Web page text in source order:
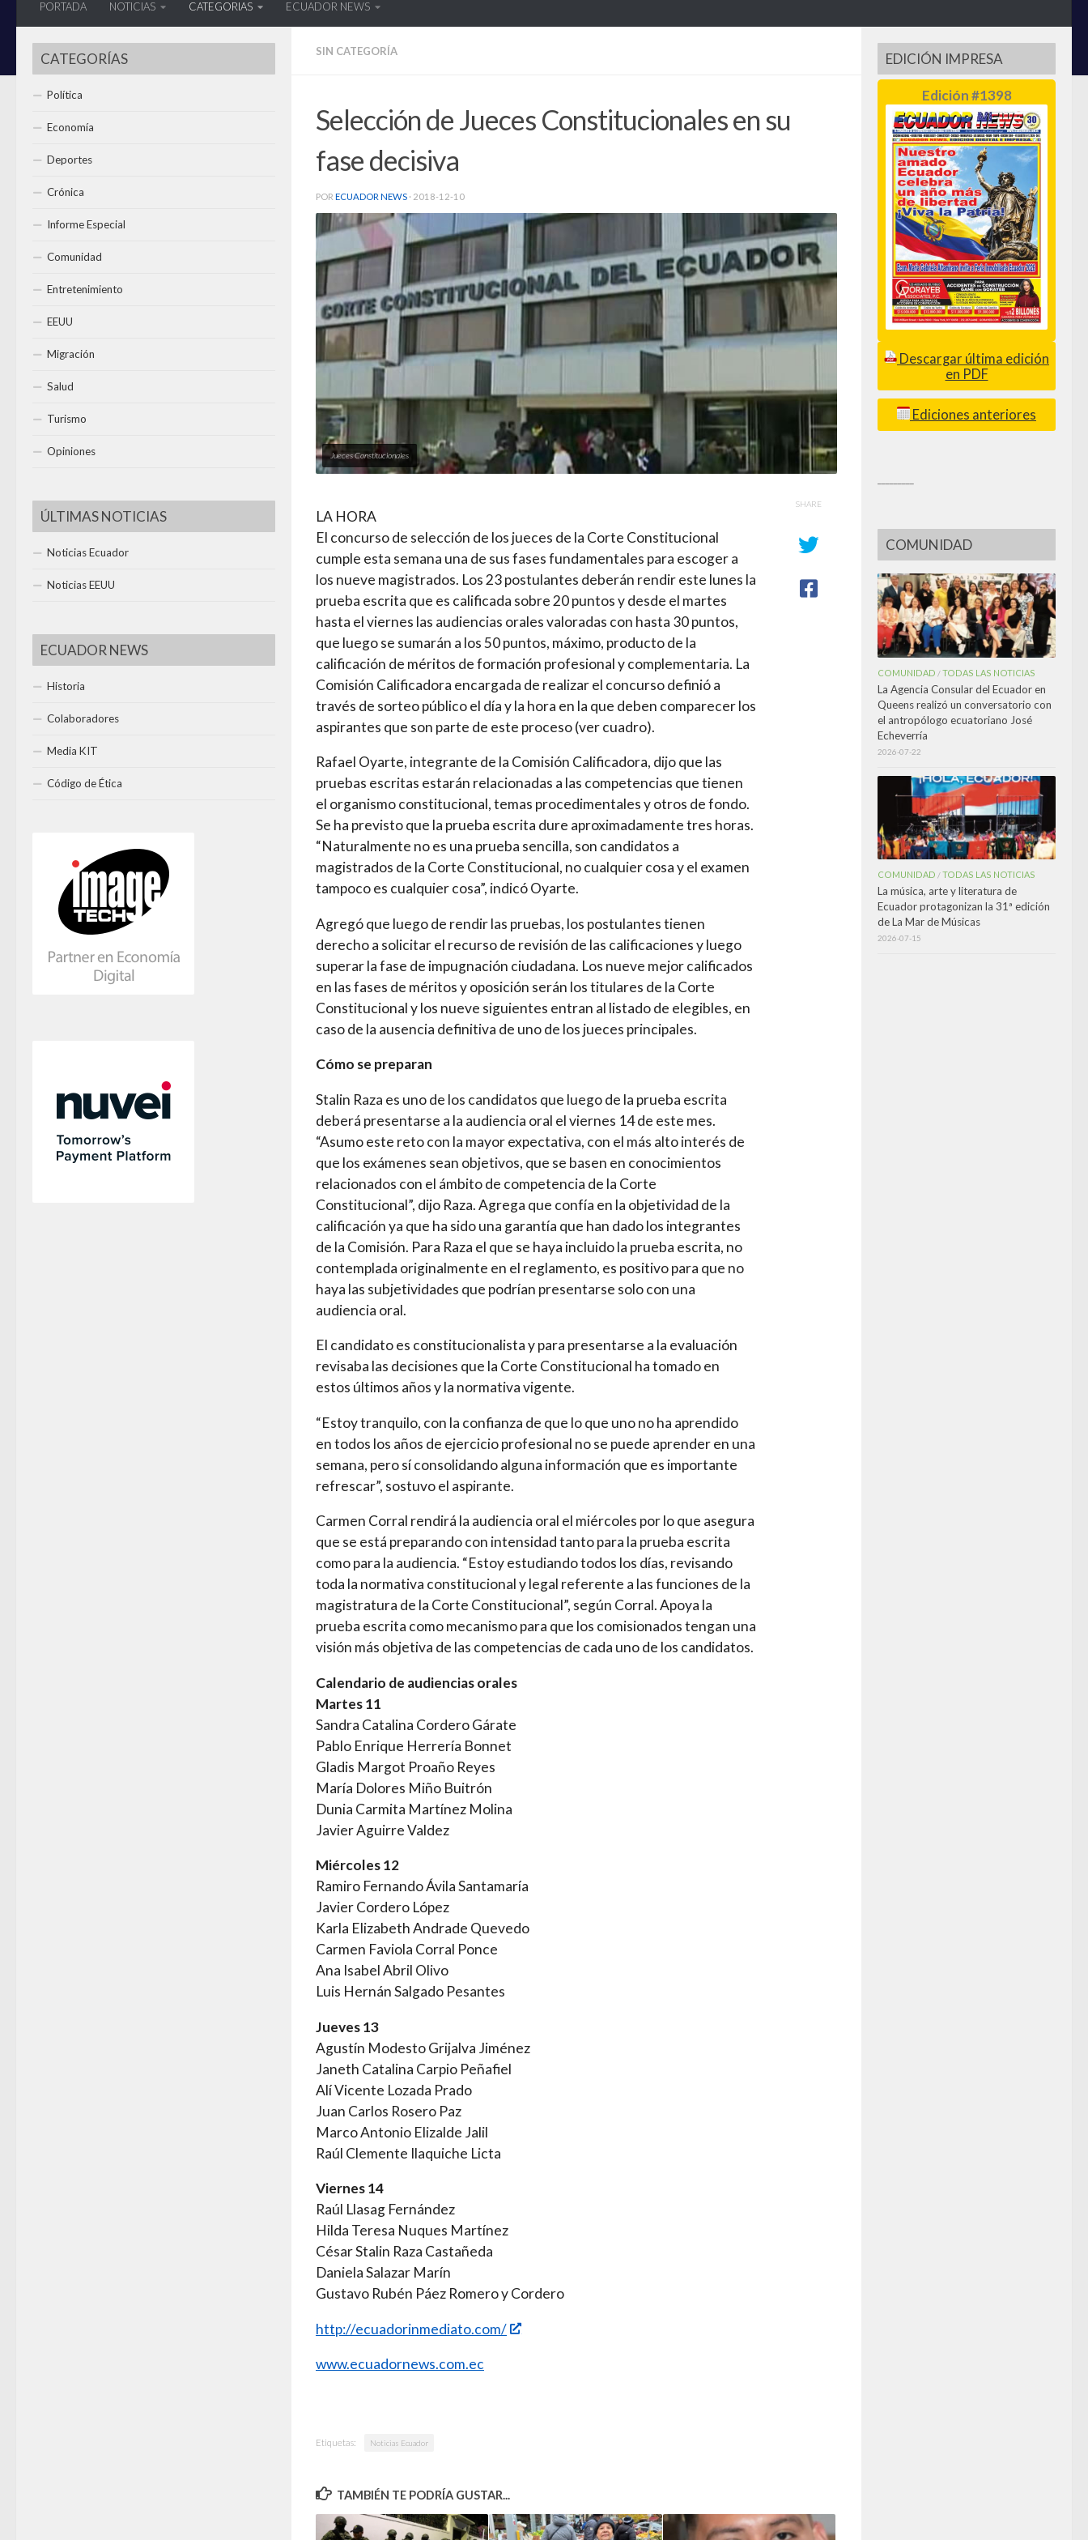
PORTADA NOTICIAS CATEGORIAS ECUADOR NEWS
SIN CATEGORÍA
Selección de Jueces Constitucionales en su
fase decisiva
POR ECUADOR NEWS · 2018-12-10
Jueces Constitucionales
LA HORA
El concurso de selección de los jueces de la Corte Constitucional
cumple esta semana una de sus fases fundamentales para escoger a
los nueve magistrados. Los 23 postulantes deberán rendir este lunes la
prueba escrita que es calificada sobre 20 puntos y desde el martes
hasta el viernes las audiencias orales valoradas con hasta 30 puntos,
que luego se sumarán a los 50 puntos, máximo, producto de la
calificación de méritos de formación profesional y complementaria. La
Comisión Calificadora encargada de realizar el concurso definió a
través de sorteo público el día y la hora en la que deben comparecer los
aspirantes que son parte de este proceso (ver cuadro).
Rafael Oyarte, integrante de la Comisión Calificadora, dijo que las
pruebas escritas estarán relacionadas a las competencias que tienen
el organismo constitucional, temas procedimentales y otros de fondo.
Se ha previsto que la prueba escrita dure aproximadamente tres horas.
“Naturalmente no es una prueba sencilla, son candidatos a
magistrados de la Corte Constitucional, no cualquier cosa y el examen
tampoco es cualquier cosa”, indicó Oyarte.
Agregó que luego de rendir las pruebas, los postulantes tienen
derecho a solicitar el recurso de revisión de las calificaciones y luego
superar la fase de impugnación ciudadana. Los nueve mejor calificados
en las fases de méritos y oposición serán los titulares de la Corte
Constitucional y los nueve siguientes entran al listado de elegibles, en
caso de la ausencia definitiva de uno de los jueces principales.
Cómo se preparan
Stalin Raza es uno de los candidatos que luego de la prueba escrita
deberá presentarse a la audiencia oral el viernes 14 de este mes.
“Asumo este reto con la mayor expectativa, con el más alto interés de
que los exámenes sean objetivos, que se basen en conocimientos
relacionados con el ámbito de competencia de la Corte
Constitucional”, dijo Raza. Agrega que confía en la objetividad de la
calificación ya que ha sido una garantía que han dado los integrantes
de la Comisión. Para Raza el que se haya incluido la prueba escrita, no
contemplada originalmente en el reglamento, es positivo para que no
haya las subjetividades que podrían presentarse solo con una
audiencia oral.
El candidato es constitucionalista y para presentarse a la evaluación
revisaba las decisiones que la Corte Constitucional ha tomado en
estos últimos años y la normativa vigente.
“Estoy tranquilo, con la confianza de que lo que uno no ha aprendido
en todos los años de ejercicio profesional no se puede aprender en una
semana, pero sí consolidando alguna información que es importante
refrescar”, sostuvo el aspirante.
Carmen Corral rendirá la audiencia oral el miércoles por lo que asegura
que se está preparando con intensidad tanto para la prueba escrita
como para la audiencia. “Estoy estudiando todos los días, revisando
toda la normativa constitucional y legal referente a las funciones de la
magistratura de la Corte Constitucional”, según Corral. Apoya la
prueba escrita como mecanismo para que los comisionados tengan una
visión más objetiva de las competencias de cada uno de los candidatos.
Calendario de audiencias orales
Martes 11
Sandra Catalina Cordero Gárate
Pablo Enrique Herrería Bonnet
Gladis Margot Proaño Reyes
María Dolores Miño Buitrón
Dunia Carmita Martínez Molina
Javier Aguirre Valdez
Miércoles 12
Ramiro Fernando Ávila Santamaría
Javier Cordero López
Karla Elizabeth Andrade Quevedo
Carmen Faviola Corral Ponce
Ana Isabel Abril Olivo
Luis Hernán Salgado Pesantes
Jueves 13
Agustín Modesto Grijalva Jiménez
Janeth Catalina Carpio Peñafiel
Alí Vicente Lozada Prado
Juan Carlos Rosero Paz
Marco Antonio Elizalde Jalil
Raúl Clemente Ilaquiche Licta
Viernes 14
Raúl Llasag Fernández
Hilda Teresa Nuques Martínez
César Stalin Raza Castañeda
Daniela Salazar Marín
Gustavo Rubén Páez Romero y Cordero
http://ecuadorinmediato.com/
www.ecuadornews.com.ec
SHARE
Etiquetas: Noticias Ecuador
TAMBIÉN TE PODRÍA GUSTAR...
CATEGORÍAS
Política
Economía
Deportes
Crónica
Informe Especial
Comunidad
Entretenimiento
EEUU
Migración
Salud
Turismo
Opiniones
ÚLTIMAS NOTICIAS
Noticias Ecuador
Noticias EEUU
ECUADOR NEWS
Historia
Colaboradores
Media KIT
Código de Ética
EDICIÓN IMPRESA
Edición #1398
Descargar última edición
en PDF
Ediciones anteriores
COMUNIDAD
COMUNIDAD /TODAS LAS NOTICIAS
La Agencia Consular del Ecuador en
Queens realizó un conversatorio con
el antropólogo ecuatoriano José
Echeverría
2026-07-22
COMUNIDAD /TODAS LAS NOTICIAS
La música, arte y literatura de
Ecuador protagonizan la 31ª edición
de La Mar de Músicas
2026-07-15